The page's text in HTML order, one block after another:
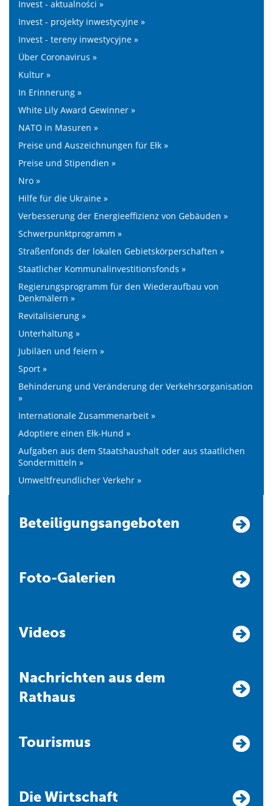
Invest - aktualności »
Invest - projekty inwestycyjne »
Invest - tereny inwestycyjne »
Über Coronavirus »
Kultur »
In Erinnerung »
White Lily Award Gewinner »
NATO in Masuren »
Preise und Auszeichnungen für Ełk »
Preise und Stipendien »
Nro »
Hilfe für die Ukraine »
Verbesserung der Energieeffizienz von Gebäuden »
Schwerpunktprogramm »
Straßenfonds der lokalen Gebietskörperschaften »
Staatlicher Kommunalinvestitionsfonds »
Regierungsprogramm für den Wiederaufbau von
Denkmälern »
Revitalisierung »
Unterhaltung »
Jubiläen und feiern »
Sport »
Behinderung und Veränderung der Verkehrsorganisation
»
Internationale Zusammenarbeit »
Adoptiere einen Ełk-Hund »
Aufgaben aus dem Staatshaushalt oder aus staatlichen
Sondermitteln »
Umweltfreundlicher Verkehr »
Beteiligungsangeboten
Foto-Galerien
Videos
Nachrichten aus dem
Rathaus
Tourismus
Die Wirtschaft